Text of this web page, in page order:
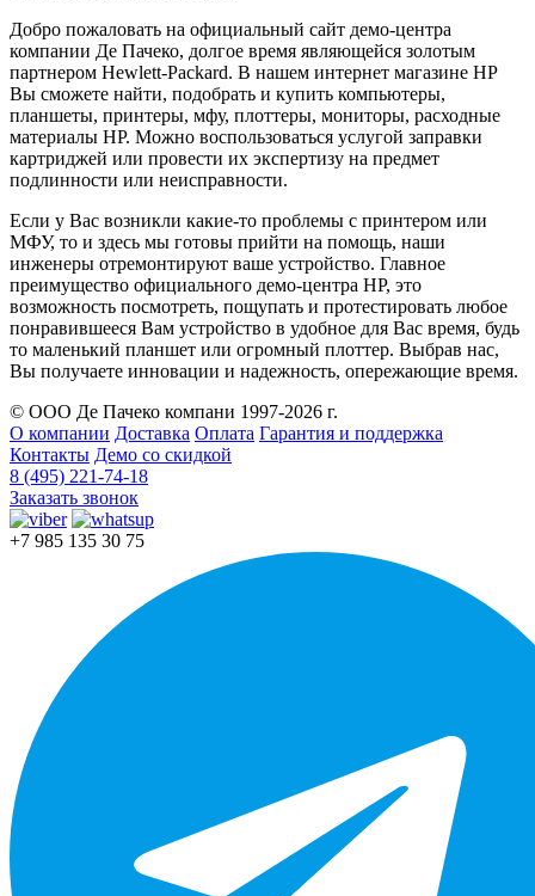
Добро пожаловать на официальный сайт демо-центра
компании Де Пачеко, долгое время являющейся золотым
партнером Hewlett-Packard. В нашем интернет магазине HP
Вы сможете найти, подобрать и купить компьютеры,
планшеты, принтеры, мфу, плоттеры, мониторы, расходные
материалы HP. Можно воспользоваться услугой заправки
картриджей или провести их экспертизу на предмет
подлинности или неисправности.
Если у Вас возникли какие-то проблемы с принтером или
МФУ, то и здесь мы готовы прийти на помощь, наши
инженеры отремонтируют ваше устройство. Главное
преимущество официального демо-центра HP, это
возможность посмотреть, пощупать и протестировать любое
понравившееся Вам устройство в удобное для Вас время, будь
то маленький планшет или огромный плоттер. Выбрав нас,
Вы получаете инновации и надежность, опережающие время.
© ООО Де Пачеко компани 1997-2026 г.
О компании Доставка Оплата Гарантия и поддержка
Контакты Демо со скидкой
8 (495) 221-74-18
Заказать звонок
+7 985 135 30 75